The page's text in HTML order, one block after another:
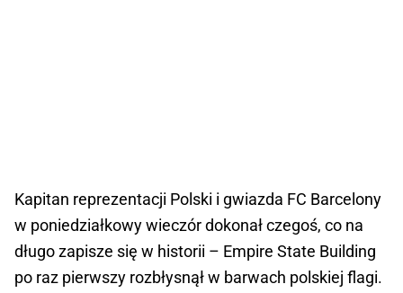
Kapitan reprezentacji Polski i gwiazda FC Barcelony
w poniedziałkowy wieczór dokonał czegoś, co na
długo zapisze się w historii – Empire State Building
po raz pierwszy rozbłysnął w barwach polskiej flagi.